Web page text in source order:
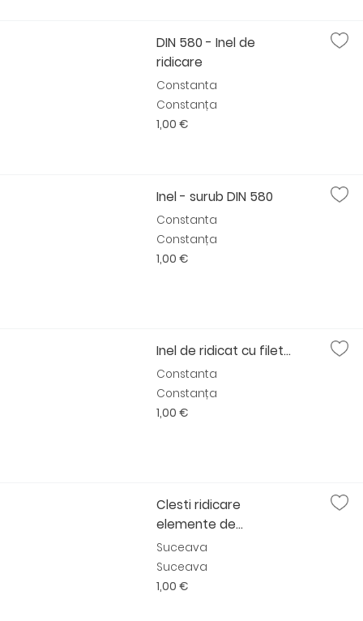
DIN 580 - Inel de
ridicare
Constanta
Constanța
1,00 €
Inel - surub DIN 580
Constanta
Constanța
1,00 €
Inel de ridicat cu filet...
Constanta
Constanța
1,00 €
Clesti ridicare
elemente de...
Suceava
Suceava
1,00 €